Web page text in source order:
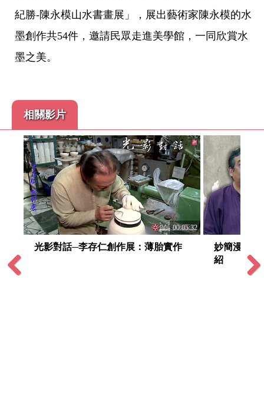
紀勝-陳永模山水書畫展」，展出藝術家陳永模的水
墨創作共54件，邀請民眾走進美學館，一同欣賞水
墨之美。
相關影片
00:05:32
光影對話─李存仁創作展：薄胎實作
妙簡漫行─
紹